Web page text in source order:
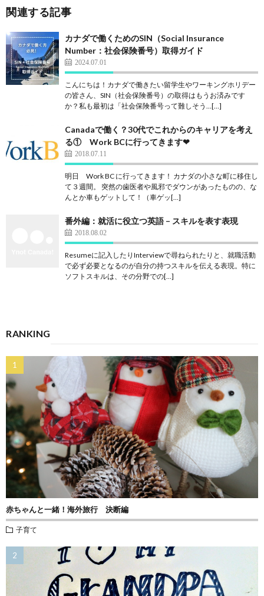
関連する記事
カナダで働くためのSIN（Social Insurance
Number：社会保険番号）取得ガイド
2024.07.01
こんにちは！カナダで働きたい留学生やワーキングホリデー
の皆さん、SIN（社会保険番号）の取得はもうお済みです
か？私も最初は「社会保険番号って難しそう…[…]
Canadaで働く？30代でこれからのキャリアを考え
る① Work BCに行ってきます❤︎
2018.07.11
明日 Work BC に行ってきます！ カナダの小さな町に移住し
て３週間。 突然の歯医者や風邪でダウンがあったものの、な
んとか車もゲットして！（車ゲッ[…]
番外編：就活に役立つ英語 – スキルを表す表現
2018.08.02
Resumeに記入したりInterviewで尋ねられたりと、就職活動
で必ず必要となるのが自分の持つスキルを伝える表現。特に
ソフトスキルは、その分野での[…]
RANKING
赤ちゃんと一緒！海外旅行 決断編
子育て